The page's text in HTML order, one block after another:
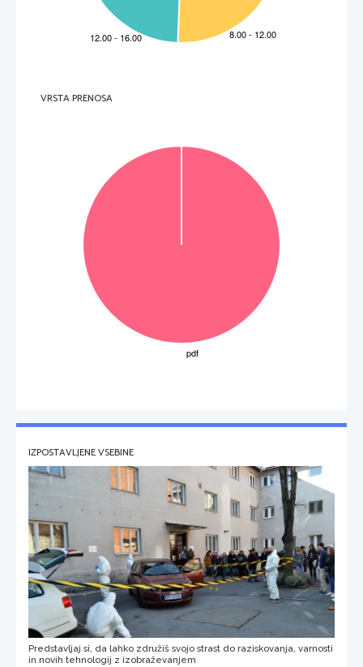
V sivo polje ne pišite
VRSTA PRENOSA
IZPOSTAVLJENE VSEBINE
Predstavljaj si, da lahko združiš svojo strast do raziskovanja, varnosti
in novih tehnologij z izobraževanjem